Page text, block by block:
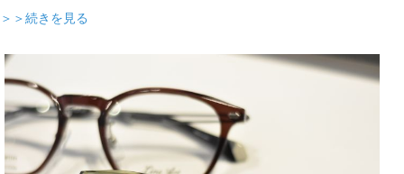
＞＞続きを見る